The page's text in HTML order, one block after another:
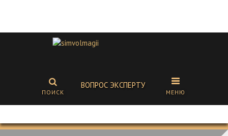
МЕНЮ
ВОПРОС ЭКСПЕРТУ
ПОИСК